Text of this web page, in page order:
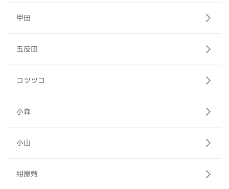
甲田
五反田
コツツコ
小森
小山
紺屋敷